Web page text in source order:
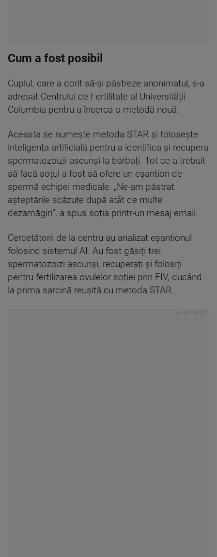
Cum a fost posibil
Cuplul, care a dorit să-și păstreze anonimatul, s-a
adresat Centrului de Fertilitate al Universității
Columbia pentru a încerca o metodă nouă.
Aceasta se numește metoda STAR și folosește
inteligența artificială pentru a identifica și recupera
spermatozoizii ascunși la bărbați. Tot ce a trebuit
să facă soțul a fost să ofere un eșantion de
spermă echipei medicale. „Ne-am păstrat
așteptările scăzute după atât de multe
dezamăgiri”, a spus soția printr-un mesaj email.
Cercetătorii de la centru au analizat eșantionul
folosind sistemul AI. Au fost găsiți trei
spermatozoizi ascunși, recuperați și folosiți
pentru fertilizarea ovulelor soției prin FIV, ducând
la prima sarcină reușită cu metoda STAR.